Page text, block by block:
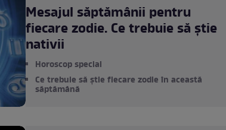
Mesajul săptămânii pentru
fiecare zodie. Ce trebuie să știe
nativii
Horoscop special
Ce trebuie să știe fiecare zodie în această
săptămână